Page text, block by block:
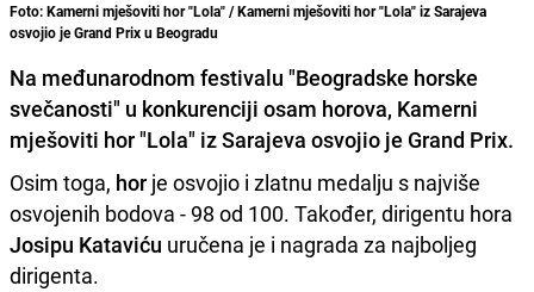
Foto: Kamerni mješoviti hor "Lola" / Kamerni mješoviti hor "Lola" iz Sarajeva
osvojio je Grand Prix u Beogradu
Na međunarodnom festivalu "Beogradske horske
svečanosti" u konkurenciji osam horova, Kamerni
mješoviti hor "Lola" iz Sarajeva osvojio je Grand Prix.
Osim toga, hor je osvojio i zlatnu medalju s najviše
osvojenih bodova - 98 od 100. Također, dirigentu hora
Josipu Kataviću uručena je i nagrada za najboljeg
dirigenta.